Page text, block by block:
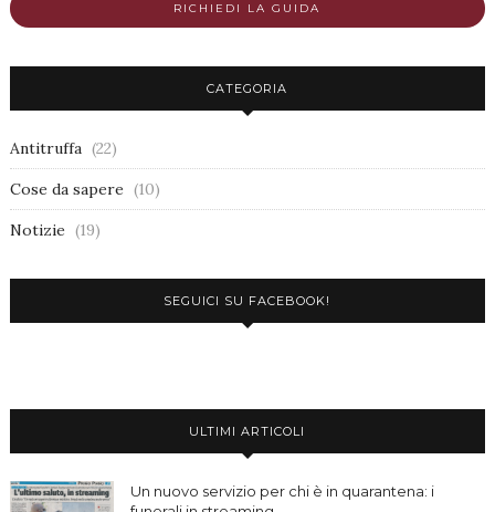
RICHIEDI LA GUIDA
CATEGORIA
Antitruffa (22)
Cose da sapere (10)
Notizie (19)
SEGUICI SU FACEBOOK!
ULTIMI ARTICOLI
Un nuovo servizio per chi è in quarantena: i